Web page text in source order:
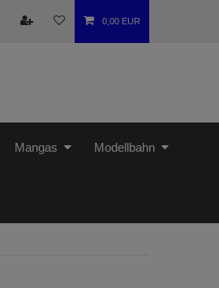
0,00 EUR
Mangas Modellbahn